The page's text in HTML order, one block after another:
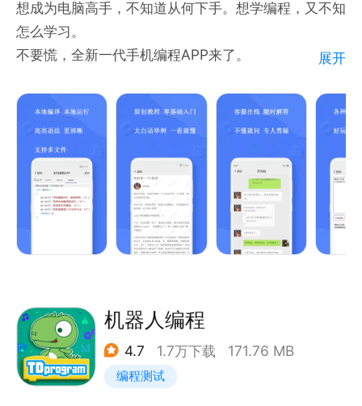
想成为电脑高手，不知道从何下手。想学编程，又不知
怎么学习。
不要慌，全新一代手机编程APP来了。
您还在为没有电脑，不能随时随地编程而烦恼吗？
您还在为教程入门难，没有人指导而困惑吗？
您还因为没人教C，C++，Java，Kotlin，Python，
Go语言，Ruby，TypeScrip，JavaScript和网页编程
而不知所措吗？
手机编程，不仅仅是一款可以在手机上编程的APP。
支持C，C++，Java，Kotlin，Python，Go语言，
支持本地运行，无需联网，随时随地写代码。
支持随时随地咨询，不懂就问，学习效率翻倍，疑惑瞬
间解开。
展开
机器人编程
4.7 1.7万下载 171.76 MB
编程测试